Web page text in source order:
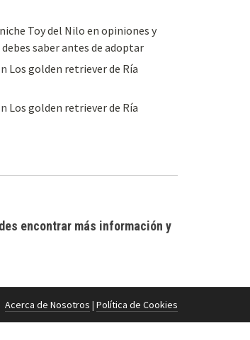
Toy del Nilo en opiniones y
debes saber antes de adoptar
Los golden retriever de Ría
Los golden retriever de Ría
encontrar más información y
Acerca de Nosotros | Política de Cookies